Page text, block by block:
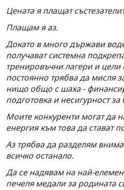
Цената я плащат
Плащам я аз.
Докато в много държави
получават системна
тренировъчни лагери и цели
постоянно трябва да мисля
нищо общо с шаха -
подготовка и несигурност
Моите конкуренти могат да
енергия към това да стават
Аз трябва да разделям
всичко останало.
Да се надявам на най-
печеля медали за родината